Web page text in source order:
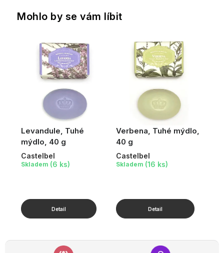
Mohlo by se vám líbit
Levandule, Tuhé
mýdlo, 40 g
Castelbel
Skladem (6 ks)
Verbena, Tuhé mýdlo,
40 g
Castelbel
Skladem (16 ks)